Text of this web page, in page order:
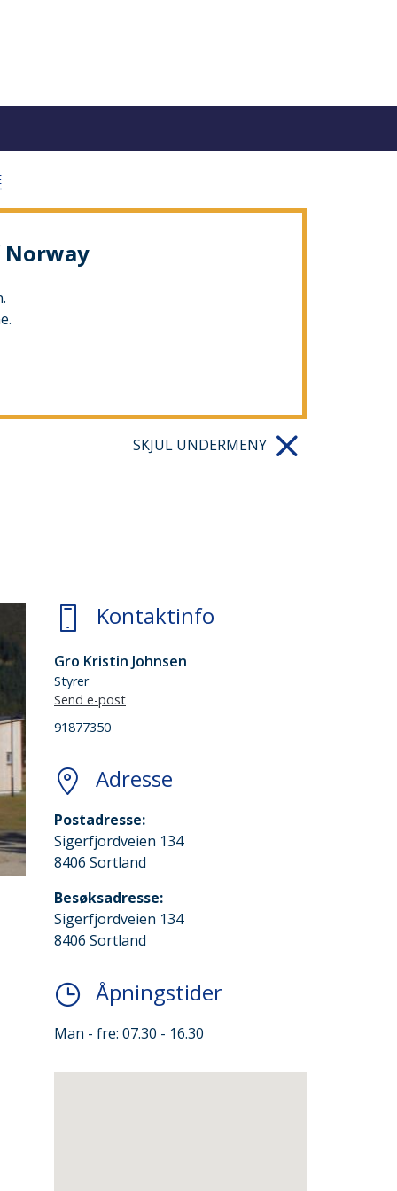
Norway
SKJUL UNDERMENY
Kontaktinfo
Gro Kristin Johnsen
Styrer
Send e-post
91877350
Adresse
Postadresse:
Sigerfjordveien 134
8406 Sortland
Besøksadresse:
Sigerfjordveien 134
8406 Sortland
Åpningstider
Man - fre: 07.30 - 16.30